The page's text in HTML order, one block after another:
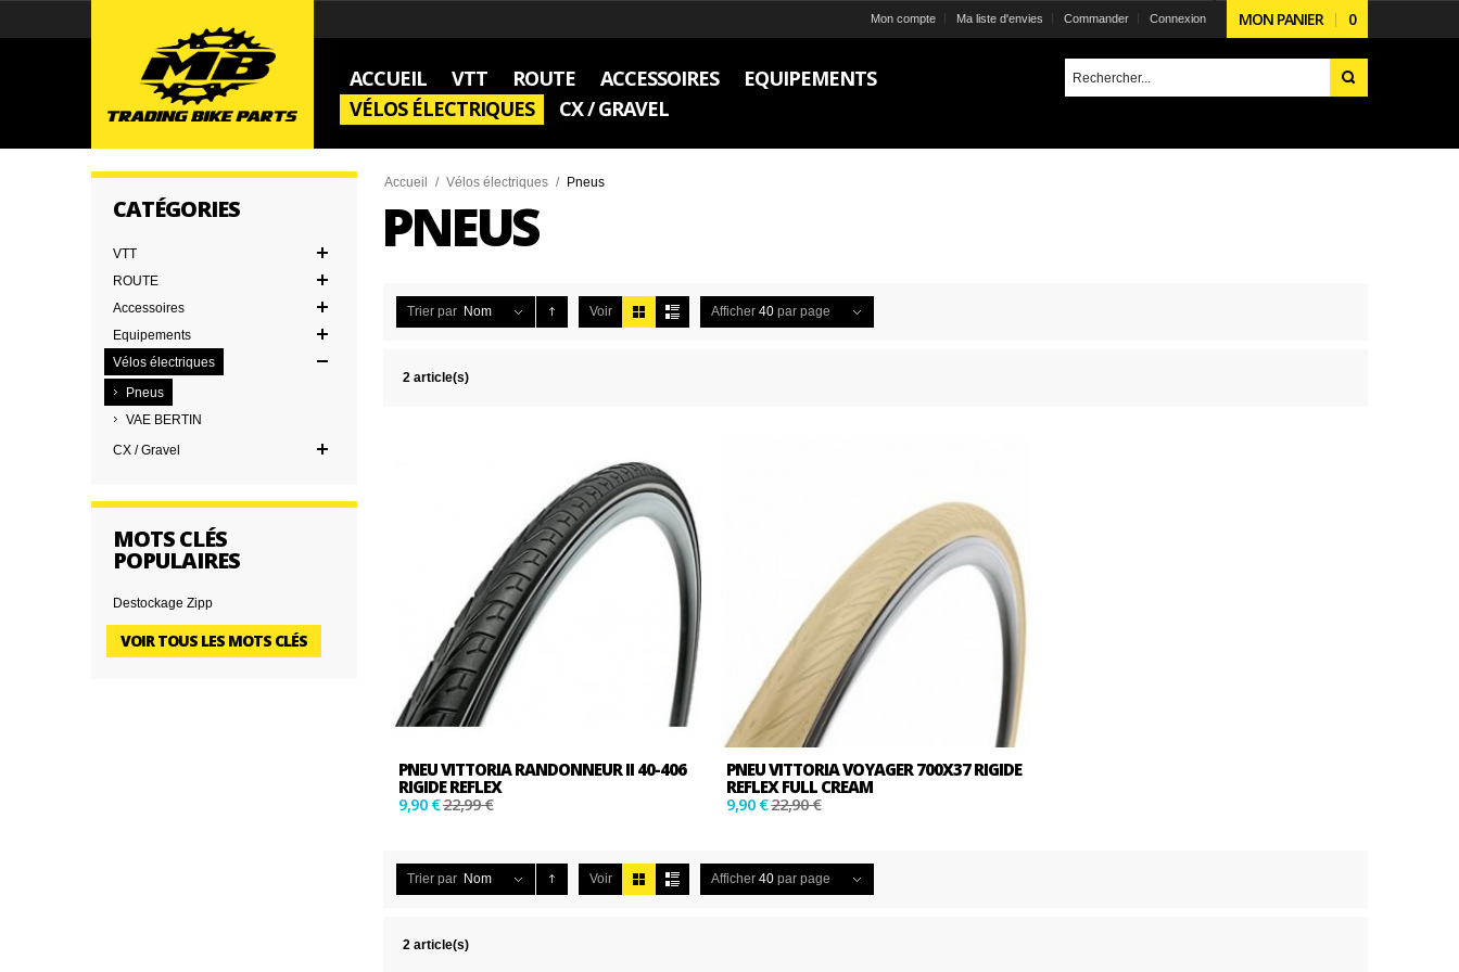
MON PANIER 0
Mon compte Ma liste d'envies Commander Connexion
ACCUEIL VTT ROUTE ACCESSOIRES
EQUIPEMENTS
VÉLOS ÉLECTRIQUES
CX / GRAVEL
Accueil / Vélos électriques / Pneus
PNEUS
Trier par Nom Voir Afficher 40 par page
2 article(s)
PNEU VITTORIA RANDONNEUR II 40­-406
RIGIDE REFLEX
9,90 €22,99 €
PNEU VITTORIA VOYAGER 700X37 RIGIDE
REFLEX FULL CREAM
9,90 €22,90 €
Trier par Nom Voir Afficher 40 par page
2 article(s)
CATÉGORIES
VTT
ROUTE
Accessoires
Equipements
Vélos électriques
Pneus
VAE BERTIN
CX / Gravel
MOTS CLÉS
POPULAIRES
Destockage Zipp
VOIR TOUS LES MOTS CLÉS